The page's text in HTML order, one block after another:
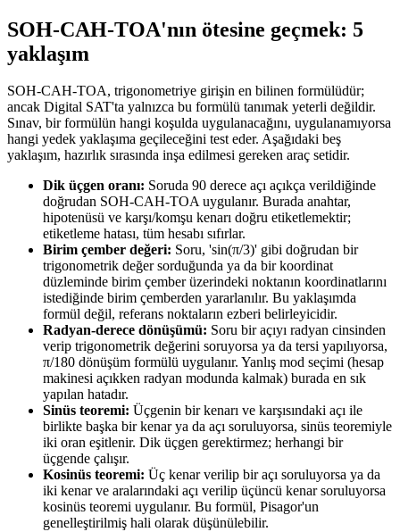
SOH-CAH-TOA'nın ötesine geçmek: 5
yaklaşım
SOH-CAH-TOA, trigonometriye girişin en bilinen formülüdür;
ancak Digital SAT'ta yalnızca bu formülü tanımak yeterli değildir.
Sınav, bir formülün hangi koşulda uygulanacağını, uygulanamıyorsa
hangi yedek yaklaşıma geçileceğini test eder. Aşağıdaki beş
yaklaşım, hazırlık sırasında inşa edilmesi gereken araç setidir.
Dik üçgen oranı: Soruda 90 derece açı açıkça verildiğinde
doğrudan SOH-CAH-TOA uygulanır. Burada anahtar,
hipotenüsü ve karşı/komşu kenarı doğru etiketlemektir;
etiketleme hatası, tüm hesabı sıfırlar.
Birim çember değeri: Soru, 'sin(π/3)' gibi doğrudan bir
trigonometrik değer sorduğunda ya da bir koordinat
düzleminde birim çember üzerindeki noktanın koordinatlarını
istediğinde birim çemberden yararlanılır. Bu yaklaşımda
formül değil, referans noktaların ezberi belirleyicidir.
Radyan-derece dönüşümü: Soru bir açıyı radyan cinsinden
verip trigonometrik değerini soruyorsa ya da tersi yapılıyorsa,
π/180 dönüşüm formülü uygulanır. Yanlış mod seçimi (hesap
makinesi açıkken radyan modunda kalmak) burada en sık
yapılan hatadır.
Sinüs teoremi: Üçgenin bir kenarı ve karşısındaki açı ile
birlikte başka bir kenar ya da açı soruluyorsa, sinüs teoremiyle
iki oran eşitlenir. Dik üçgen gerektirmez; herhangi bir
üçgende çalışır.
Kosinüs teoremi: Üç kenar verilip bir açı soruluyorsa ya da
iki kenar ve aralarındaki açı verilip üçüncü kenar soruluyorsa
kosinüs teoremi uygulanır. Bu formül, Pisagor'un
genelleştirilmiş hali olarak düşünülebilir.